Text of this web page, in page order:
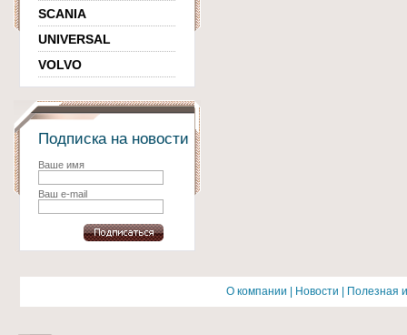
SCANIA
UNIVERSAL
VOLVO
Подписка на новости
Ваше имя
Ваш e-mail
О компании Новости Полезная